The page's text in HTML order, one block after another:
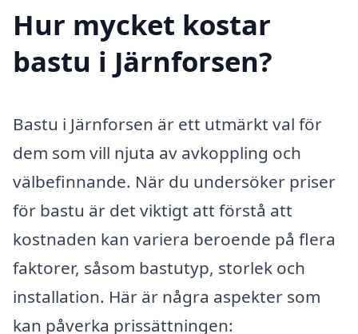
Hur mycket kostar
bastu i Järnforsen?
Bastu i Järnforsen är ett utmärkt val för
dem som vill njuta av avkoppling och
välbefinnande. När du undersöker priser
för bastu är det viktigt att förstå att
kostnaden kan variera beroende på flera
faktorer, såsom bastutyp, storlek och
installation. Här är några aspekter som
kan påverka prissättningen: